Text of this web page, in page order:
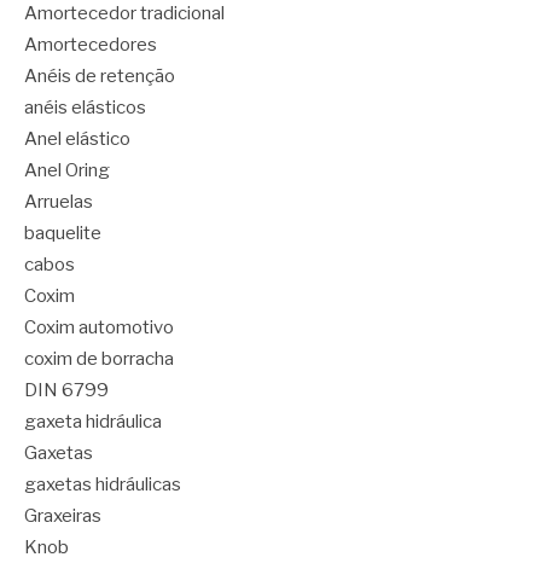
Amortecedor tradicional
Amortecedores
Anéis de retenção
anéis elásticos
Anel elástico
Anel Oring
Arruelas
baquelite
cabos
Coxim
Coxim automotivo
coxim de borracha
DIN 6799
gaxeta hidráulica
Gaxetas
gaxetas hidráulicas
Graxeiras
Knob